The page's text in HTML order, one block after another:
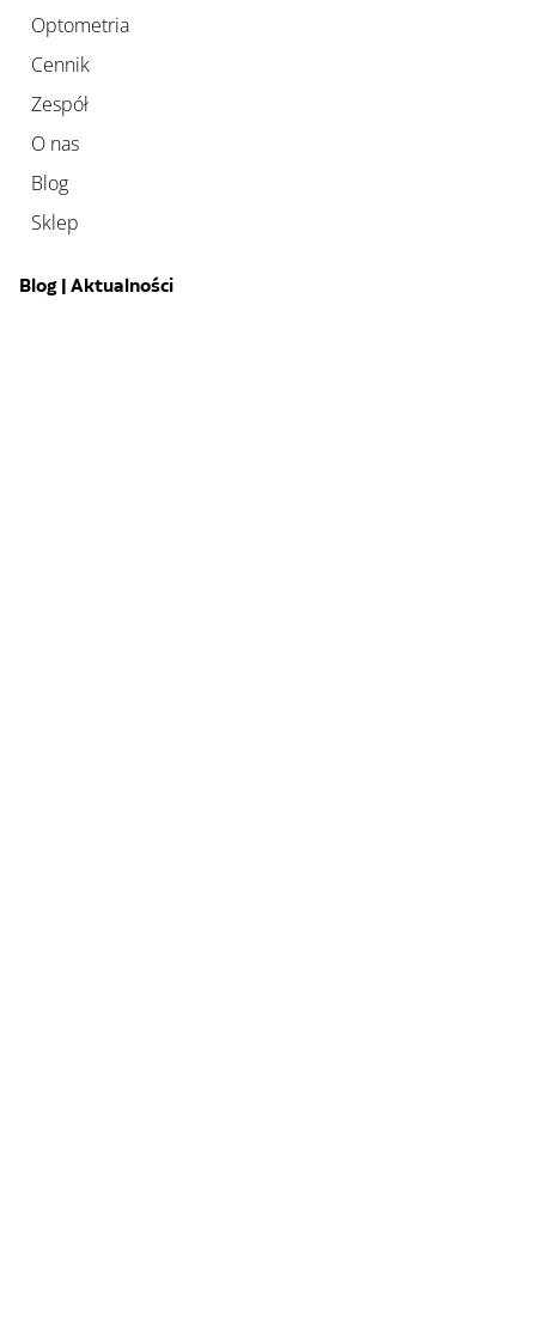
Optometria
Cennik
Zespół
O nas
Blog
Sklep
Blog | Aktualności